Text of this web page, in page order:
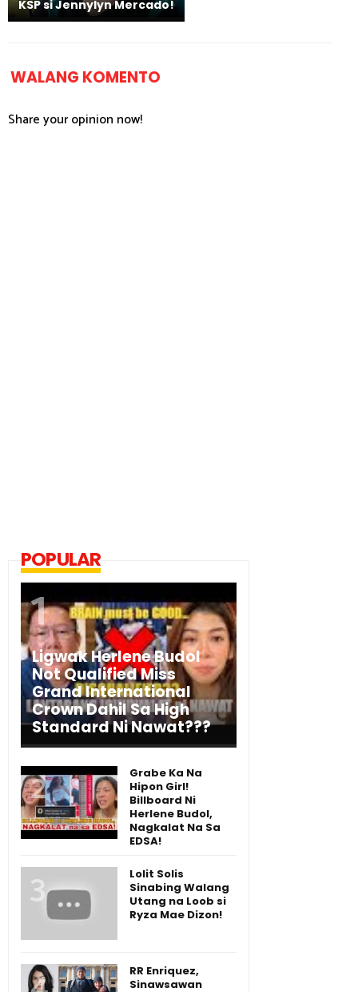
KSP si Jennylyn Mercado!
WALANG KOMENTO
Share your opinion now!
POPULAR
Ligwak Herlene Budol
Not Qualified Miss
Grand International
Crown Dahil Sa High
Standard Ni Nawat???
Grabe Ka Na
Hipon Girl!
Billboard Ni
Herlene Budol,
Nagkalat Na Sa
EDSA!
Lolit Solis
Sinabing Walang
Utang na Loob si
Ryza Mae Dizon!
RR Enriquez,
Sinawsawan